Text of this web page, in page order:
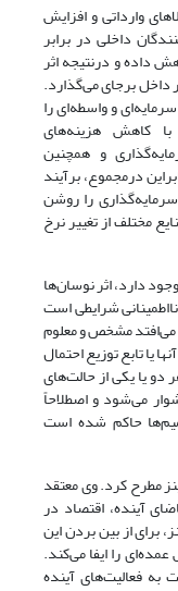
وارداتی و افزایش
داخلی در برابر
داده و درنتیجه اثر
داخل برجای می‌گذارد.
و واسطه‌ای را
کاهش هزینه‌های
و همچنین
درمجموع، برآیند
سرمایه‌گذاری را روشن
مختلف از تغییر نرخ
دارد، اثر نوسان‌ها
شرایطی است
می‌افتد مشخص و معلوم
تابع توزیع احتمال
یا یکی از حالت‌های
می‌شود و اصطلاحاً
حاکم شده است
مطرح کرد. وی معتقد
آینده، اقتصاد در
برای از بین بردن این
را ایفا می‌کند.
به فعالیت‌های آینده